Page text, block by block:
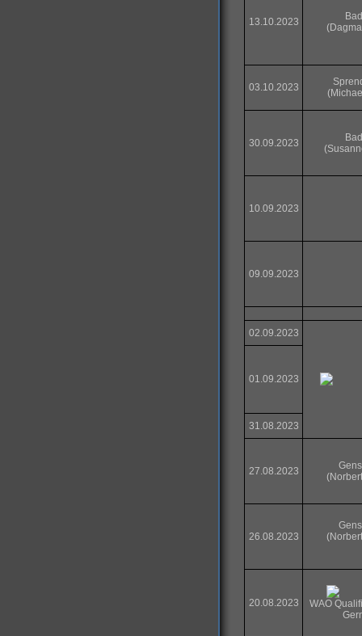
13.10.2023
03.10.2023
30.09.2023
10.09.2023
09.09.2023
02.09.2023
01.09.2023
31.08.2023
27.08.2023
26.08.2023
20.08.2023
WAO